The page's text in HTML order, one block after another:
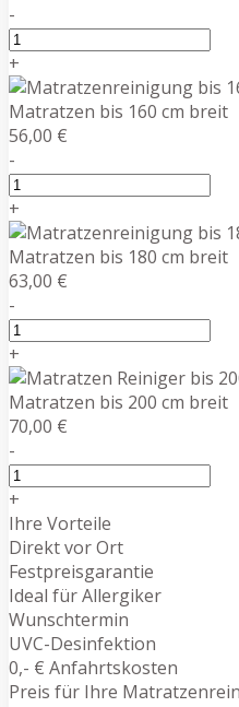
-
+
Matratzen bis 160 cm breit
56,00 €
-
+
Matratzen bis 180 cm breit
63,00 €
-
+
Matratzen bis 200 cm breit
70,00 €
-
+
Ihre Vorteile
Direkt vor Ort
Festpreisgarantie
Ideal für Allergiker
Wunschtermin
UVC-Desinfektion
0,- € Anfahrtskosten
Preis für Ihre